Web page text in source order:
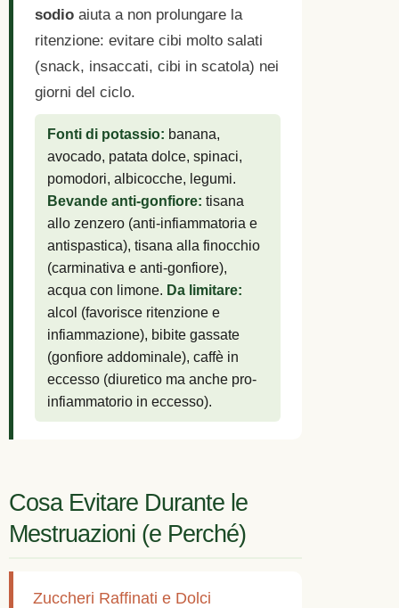
sodio aiuta a non prolungare la
ritenzione: evitare cibi molto salati
(snack, insaccati, cibi in scatola) nei
giorni del ciclo.
Fonti di potassio: banana,
avocado, patata dolce, spinaci,
pomodori, albicocche, legumi.
Bevande anti-gonfiore: tisana
allo zenzero (anti-infiammatoria e
antispastica), tisana alla finocchio
(carminativa e anti-gonfiore),
acqua con limone. Da limitare:
alcol (favorisce ritenzione e
infiammazione), bibite gassate
(gonfiore addominale), caffè in
eccesso (diuretico ma anche pro-
infiammatorio in eccesso).
Cosa Evitare Durante le
Mestruazioni (e Perché)
Zuccheri Raffinati e Dolci